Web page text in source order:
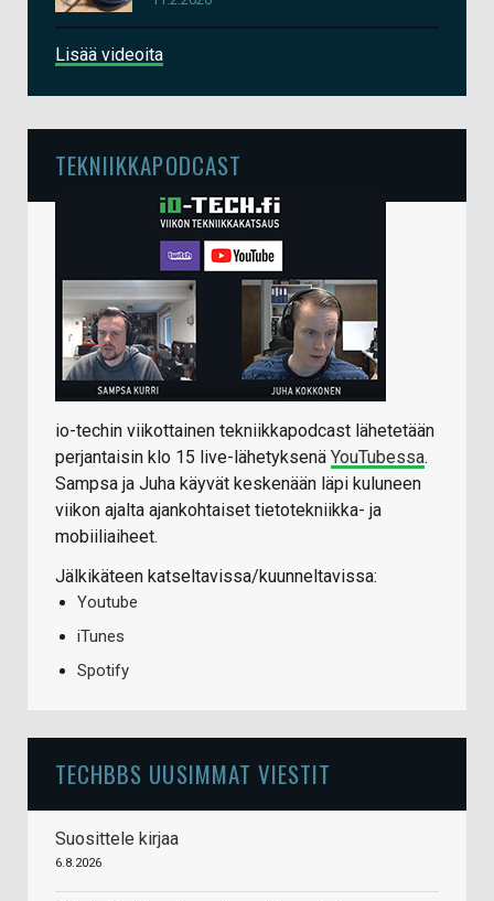
Lisää videoita
TEKNIIKKAPODCAST
io-techin viikottainen tekniikkapodcast lähetetään
perjantaisin klo 15 live-lähetyksenä YouTubessa.
Sampsa ja Juha käyvät keskenään läpi kuluneen
viikon ajalta ajankohtaiset tietotekniikka- ja
mobiiliaiheet.
Jälkikäteen katseltavissa/kuunneltavissa:
Youtube
iTunes
Spotify
TECHBBS UUSIMMAT VIESTIT
Suosittele kirjaa
6.8.2026